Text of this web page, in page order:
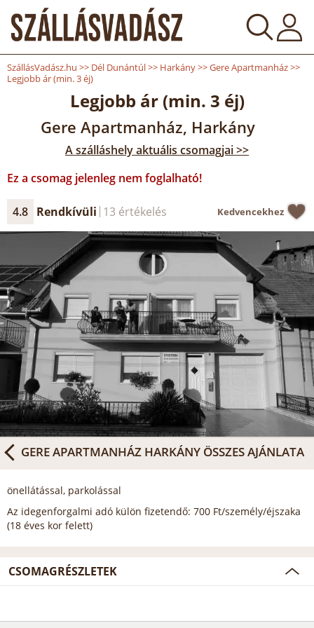
SzállásVadász.hu >> Dél Dunántúl>> Harkány>>Gere Apartmanház>>
Legjobb ár (min. 3 éj)
Legjobb ár (min. 3 éj)
Gere Apartmanház, Harkány
A szálláshely aktuális csomagjai >>
Ez a csomag jelenleg nem foglalható!
4.8 Rendkívüli 13 értékelés Kedvencekhez
GERE APARTMANHÁZ HARKÁNY ÖSSZES AJÁNLATA
önellátással, parkolással
Az idegenforgalmi adó külön fizetendő: 700 Ft/személy/éjszaka
(18 éves kor felett)
CSOMAGRÉSZLETEK